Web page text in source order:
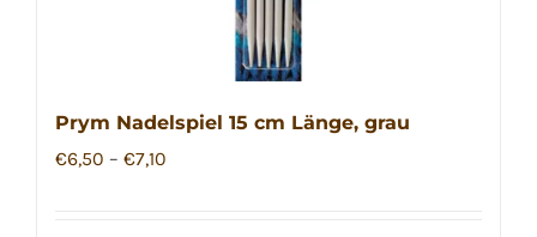
Prym Nadelspiel 15 cm Länge, grau
€6,50 – €7,10